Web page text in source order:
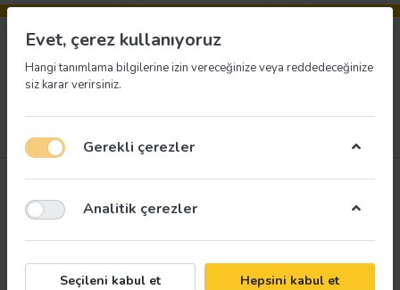
Evet, çerez kullanıyoruz
Hangi tanımlama bilgilerine izin vereceğinize veya reddedeceğinize
siz karar verirsiniz.
Gerekli çerezler
Analitik çerezler
Seçileni kabul et Hepsini kabul et